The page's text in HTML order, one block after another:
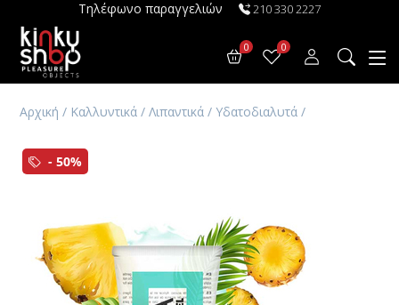
Τηλέφωνο παραγγελιών 210 330 2227
0 0
Αρχική / Καλλυντικά / Λιπαντικά / Υδατοδιαλυτά /
- 50%